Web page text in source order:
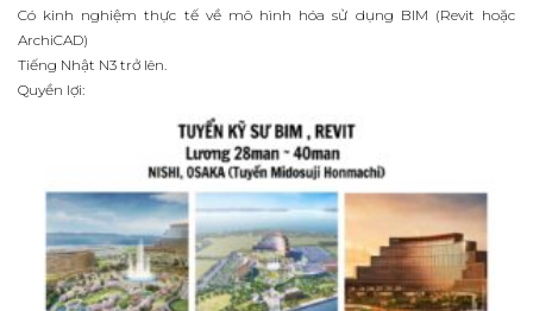
Có kinh nghiệm thực tế về mô hình hóa sử dụng BIM (Revit hoặc
ArchiCAD)
Tiếng Nhật N3 trở lên.
Quyền lợi: